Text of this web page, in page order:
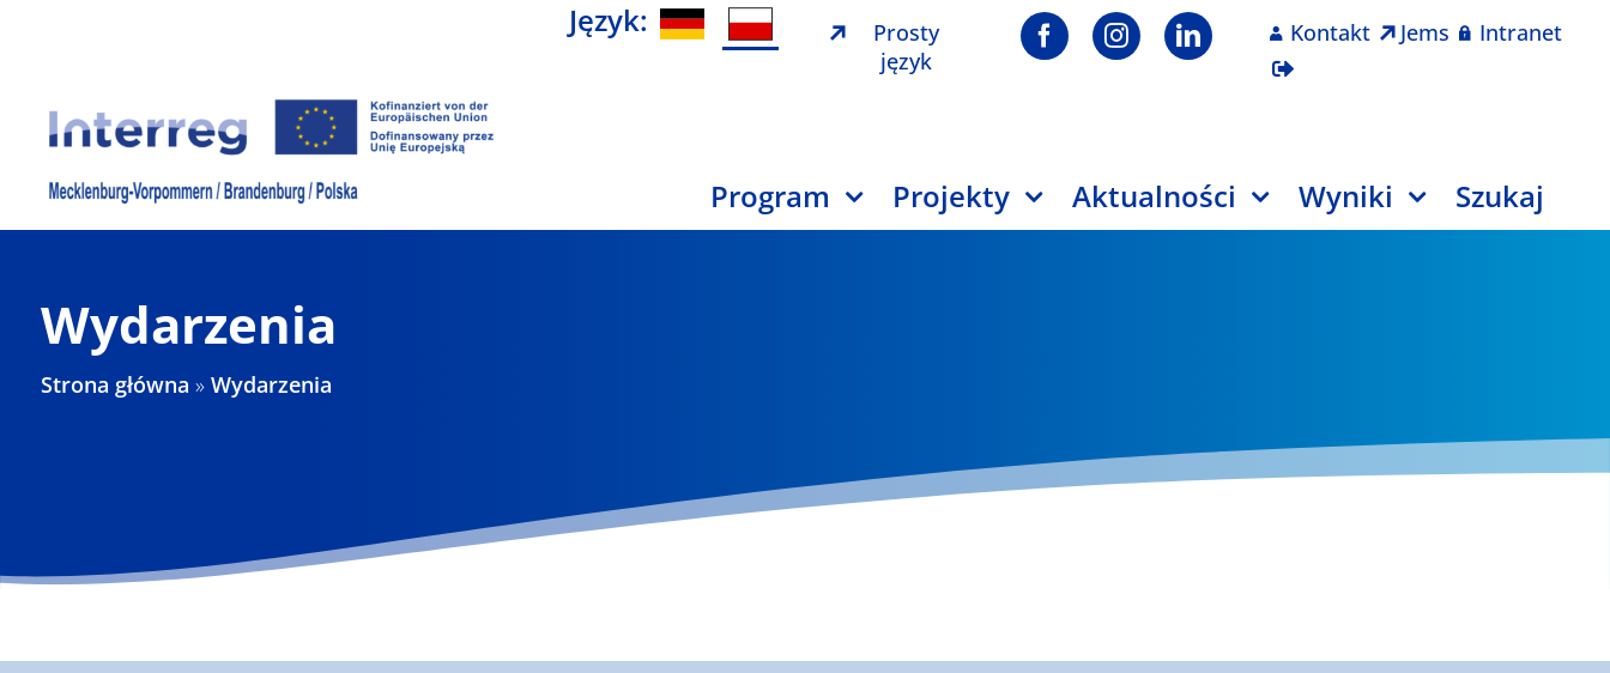
Język:
Prosty
język
Kontakt Jems Intranet
Program Projekty Aktualności Wyniki Szukaj
Wydarzenia
Strona główna »Wydarzenia